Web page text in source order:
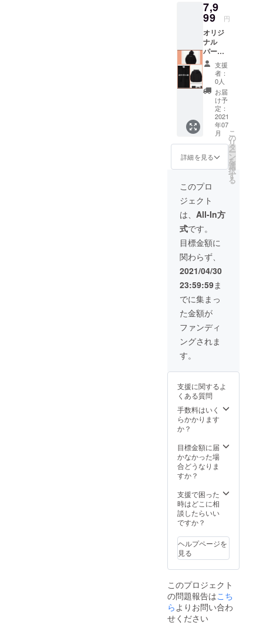
7,9
99 円
オリジ
ナル
パー
カー
黒と白
の2色を
用意い
たしま
た！！
た、タ
グから
アビタ
ンです
笑 ココ
でしか
入手で
きない
限定商
品！ ＊
備考欄
に色の
選択を
明記を
お願い
致しま
す。
支援
者：
0人
お届
け予
定：
2021
年07
月
詳細を見る
こ
の
リ
タ
ー
ン
を
選
択
す
る
このプロ
ジェクト
は、 All-In方
式です。
目標金額に
関わらず、
2021/04/30
23:59:59ま
でに集まっ
た金額が
ファンディ
ングされま
す。
支援に関するよ
くある質問
手数料はいく
らかかります
か？
目標金額に届
かなかった場
合どうなりま
すか？
支援で困った
時はどこに相
談したらいい
ですか？
ヘルプページを
見る
このプロジェクト
の問題報告はこち
らよりお問い合わ
せください